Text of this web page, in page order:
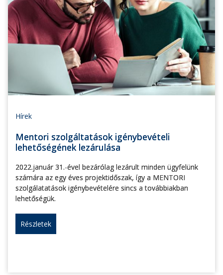
Hírek
Mentori szolgáltatások igénybevételi
lehetőségének lezárulása
2022.január 31.-ével bezárólag lezárult minden ügyfelünk
számára az egy éves projektidőszak, így a MENTORI
szolgálatatások igénybevételére sincs a továbbiakban
lehetőségük.
Részletek